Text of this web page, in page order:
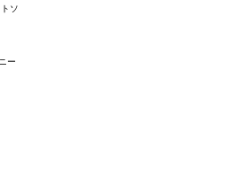
ソ
ー